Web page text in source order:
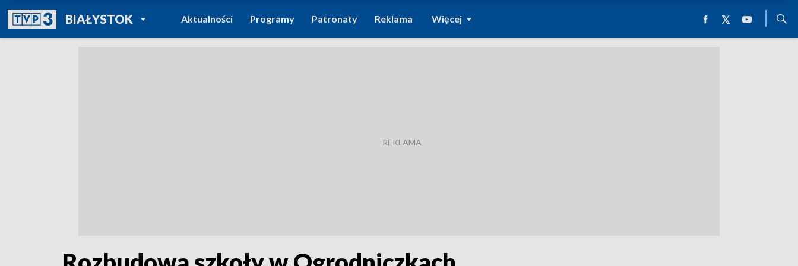
BIAŁYSTOKPOWRÓT DO
TVP REGIONY
Aktualności Programy Patronaty Reklama Więcej